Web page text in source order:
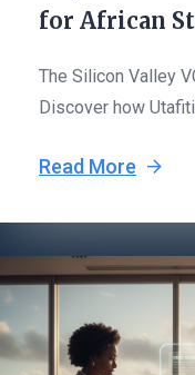
for African
The Silicon Valley
Discover how Utafiti...
Read More